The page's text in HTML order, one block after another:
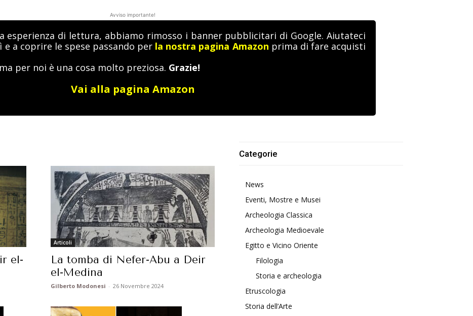
MediterraneoAntico
Avviso importante!
esperienza di lettura, abbiamo rimosso i banner pubblicitari di Google. Aiutateci
a coprire le spese passando per la nostra pagina Amazon prima di fare acquisti
per noi è una cosa molto preziosa. Grazie!
Vai alla pagina Amazon
el-
Articoli
La tomba di Nefer-Abu a Deir
el-Medina
Gilberto Modonesi - 26 Novembre 2024
Categorie
News
Eventi, Mostre e Musei
Archeologia Classica
Archeologia Medioevale
Egitto e Vicino Oriente
Filologia
Storia e archeologia
Etruscologia
Storia dell’Arte